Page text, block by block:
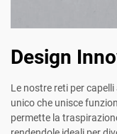
Design
Le nostre reti per
unico che unisce
permette la